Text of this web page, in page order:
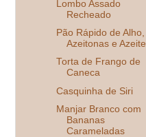
Lombo Assado
Recheado
Pão Rápido de Alho,
Azeitonas e Azeite
Torta de Frango de
Caneca
Casquinha de Siri
Manjar Branco com
Bananas
Carameladas